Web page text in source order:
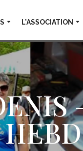
L’ASSOCIATION